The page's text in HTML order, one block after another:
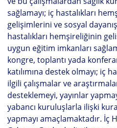
sağlamayı; iç hastalıkları
gelişimlerini ve sosyal
hastalıkları hemşireliğinin
uygun eğitim imkanları
kongre, toplantı yada
katılımına destek olmayı; iç
ilgili çalışmalar ve
desteklemeyi, yayınlar
yabancı kuruluşlarla ilişki
yapmayı amaçlamaktadır. İç